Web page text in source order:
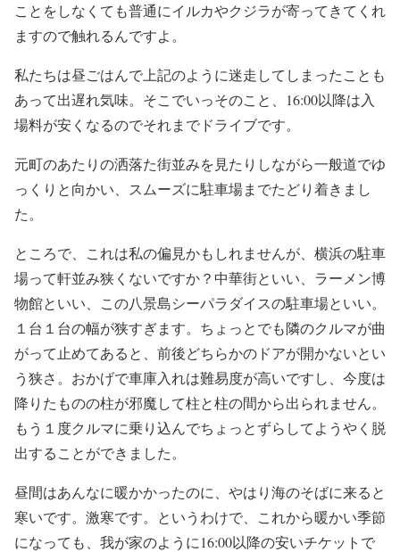
ことをしなくても普通にイルカやクジラが寄ってきてくれ
ますので触れるんですよ。
私たちは昼ごはんで上記のように迷走してしまったことも
あって出遅れ気味。そこでいっそのこと、16:00以降は入
場料が安くなるのでそれまでドライブです。
元町のあたりの洒落た街並みを見たりしながら一般道でゆ
っくりと向かい、スムーズに駐車場までたどり着きまし
た。
ところで、これは私の偏見かもしれませんが、横浜の駐車
場って軒並み狭くないですか？中華街といい、ラーメン博
物館といい、この八景島シーパラダイスの駐車場といい。
１台１台の幅が狭すぎます。ちょっとでも隣のクルマが曲
がって止めてあると、前後どちらかのドアが開かないとい
う狭さ。おかげで車庫入れは難易度が高いですし、今度は
降りたものの柱が邪魔して柱と柱の間から出られません。
もう１度クルマに乗り込んでちょっとずらしてようやく脱
出することができました。
昼間はあんなに暖かかったのに、やはり海のそばに来ると
寒いです。激寒です。というわけで、これから暖かい季節
になっても、我が家のように16:00以降の安いチケットで